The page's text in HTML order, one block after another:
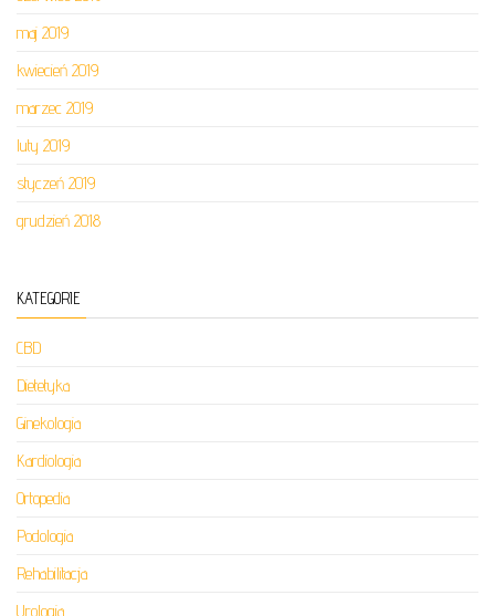
maj 2019
kwiecień 2019
marzec 2019
luty 2019
styczeń 2019
grudzień 2018
KATEGORIE
CBD
Dietetyka
Ginekologia
Kardiologia
Ortopedia
Podologia
Rehabilitacja
Urologia